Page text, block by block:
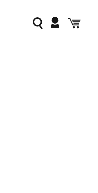
検索 ログインカー